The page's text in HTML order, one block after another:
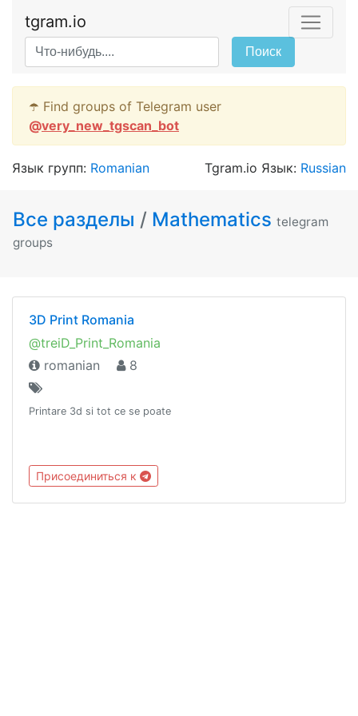
tgram.io
Поиск
☂️ Find groups of Telegram user
@very_new_tgscan_bot
Язык групп: Romanian Tgram.io Язык: Russian
Все разделы / Mathematics telegram
groups
3D Print Romania
@treiD_Print_Romania
romanian
8
Printare 3d si tot ce se poate
Присоединиться к